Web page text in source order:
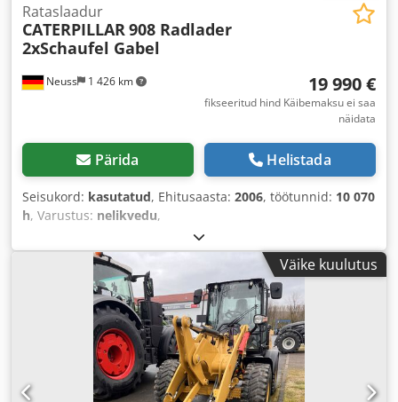
Neuss 1 426 km
Rataslaadur
CATERPILLAR908 Radlader
2xSchaufel Gabel
19 990 €
fikseeritud hind Käibemaksu ei saa
näidata
Pärida Helistada
Seisukord: kasutatud, Ehitusaasta: 2006, töötunnid: 10 070
h, Varustus: nelikvedu,
Väike kuulutus